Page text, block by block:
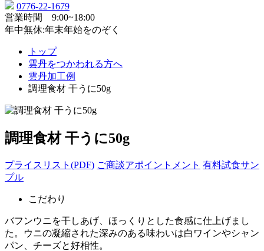
0776-22-1679
営業時間 9:00~18:00
年中無休:年末年始をのぞく
トップ
雲丹をつかわれる方へ
雲丹加工例
調理食材 干うに50g
調理食材 干うに50g
プライスリスト(PDF) ご商談アポイントメント 有料試食サン
プル
こだわり
バフンウニを干しあげ、ほっくりとした食感に仕上げまし
た。ウニの凝縮された深みのある味わいは白ワインやシャン
パン、チーズと好相性。